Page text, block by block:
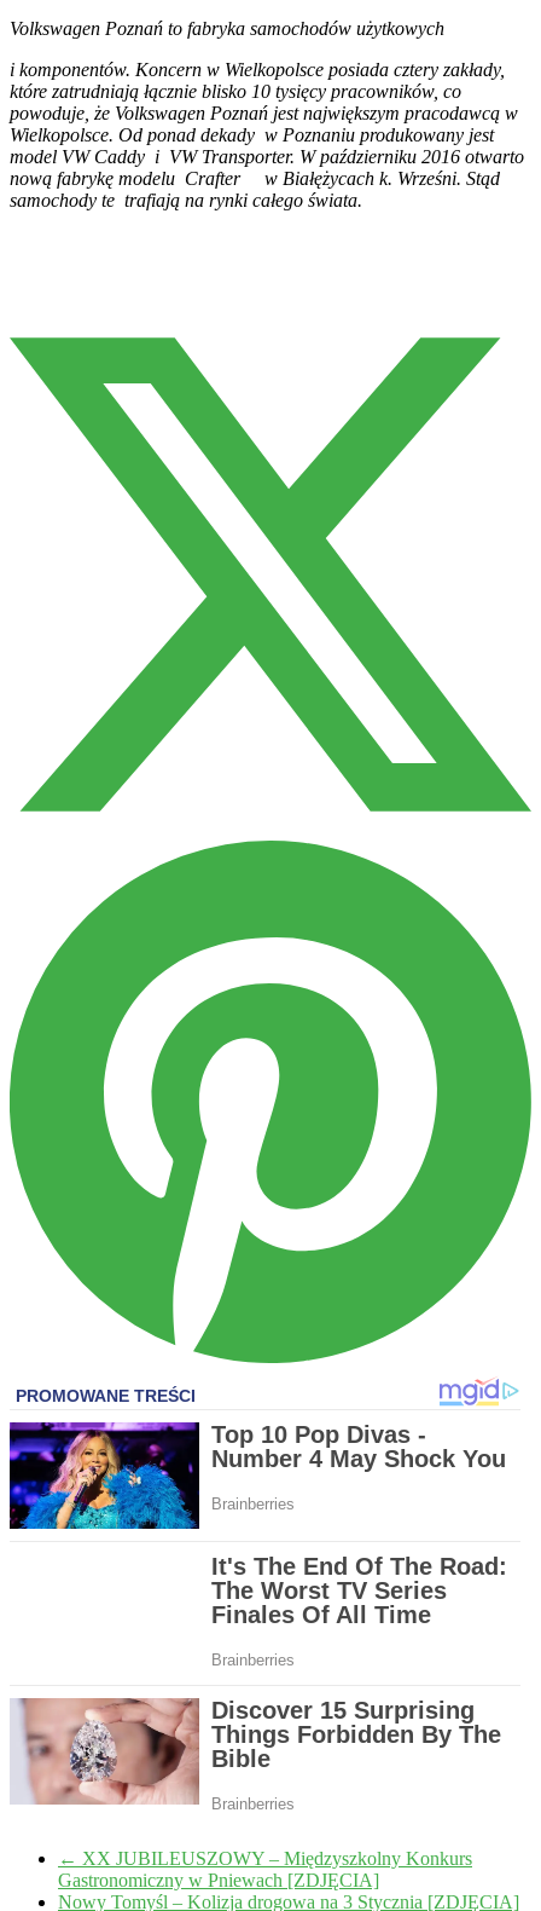
Volkswagen Poznań to fabryka samochodów użytkowych
i komponentów. Koncern w Wielkopolsce posiada cztery zakłady,
które zatrudniają łącznie blisko 10 tysięcy pracowników, co
powoduje, że Volkswagen Poznań jest największym pracodawcą w
Wielkopolsce. Od ponad dekady w Poznaniu produkowany jest
model VW Caddy i VW Transporter. W październiku 2016 otwarto
nową fabrykę modelu Crafter w Białężycach k. Wrześni. Stąd
samochody te trafiają na rynki całego świata.
← XX JUBILEUSZOWY – Międzyszkolny Konkurs
Gastronomiczny w Pniewach [ZDJĘCIA]
Nowy Tomyśl – Kolizja drogowa na 3 Stycznia [ZDJĘCIA]